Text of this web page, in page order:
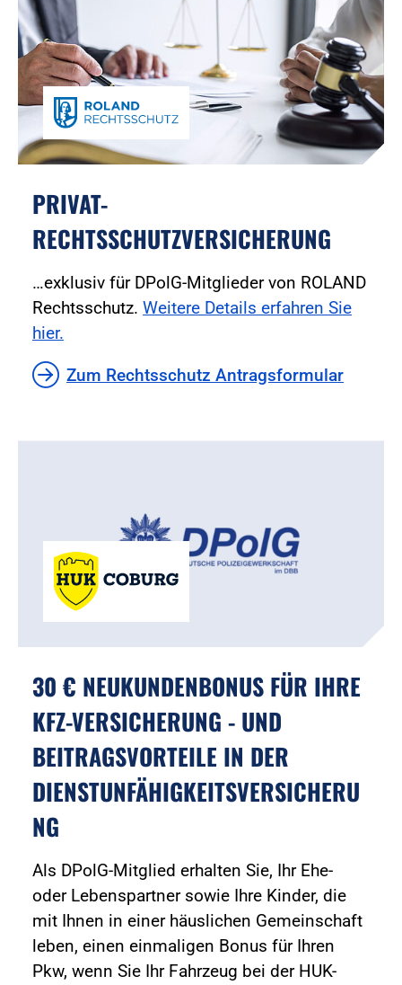
PRIVAT-
RECHTSSCHUTZVERSICHERUNG
…exklusiv für DPolG-Mitglieder von ROLAND
Rechtsschutz. Weitere Details erfahren Sie
hier.
Zum Rechtsschutz Antragsformular
30 € NEUKUNDENBONUS FÜR IHRE
KFZ-VERSICHERUNG - UND
BEITRAGSVORTEILE IN DER
DIENSTUNFÄHIGKEITSVERSICHERU
NG
Als DPolG-Mitglied erhalten Sie, Ihr Ehe-
oder Lebenspartner sowie Ihre Kinder, die
mit Ihnen in einer häuslichen Gemeinschaft
leben, einen einmaligen Bonus für Ihren
Pkw, wenn Sie Ihr Fahrzeug bei der HUK-